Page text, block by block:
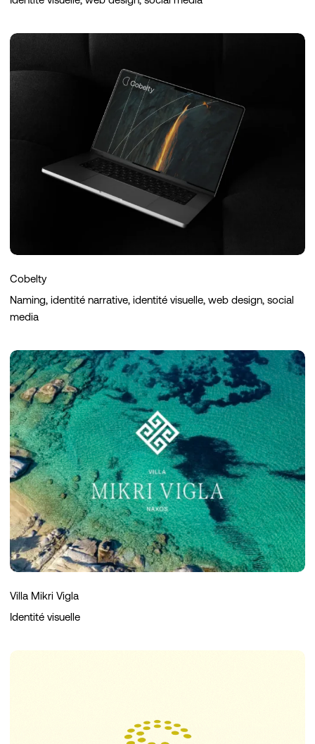
Cobelty
Cobelty
Naming, identité narrative, identité visuelle, web design, social
media
Villa
Mikri
Vigla
Villa Mikri Vigla
Identité visuelle
SAPX